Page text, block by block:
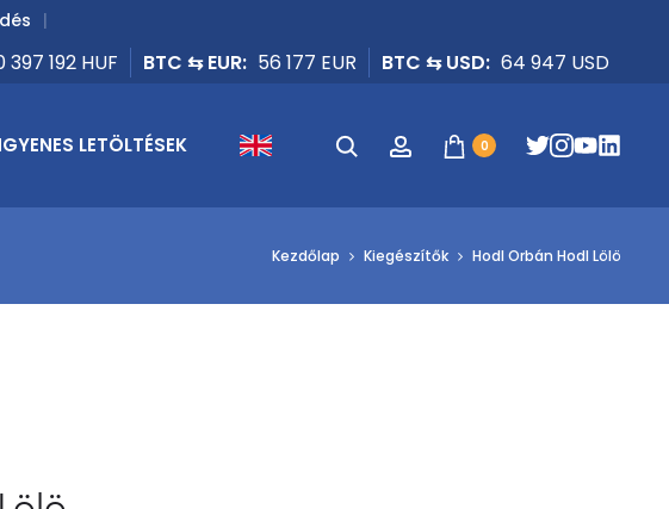
397 192 HUF BTC ⇆ EUR: 56 177 EUR BTC ⇆ USD: 64 947 USD
LETÖLTÉSEK Keresés Fiók 0
Kezdőlap Kiegészítők Hodl Orbán Hodl Lölö